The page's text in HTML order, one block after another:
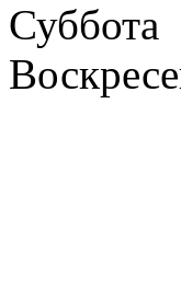
Суббота